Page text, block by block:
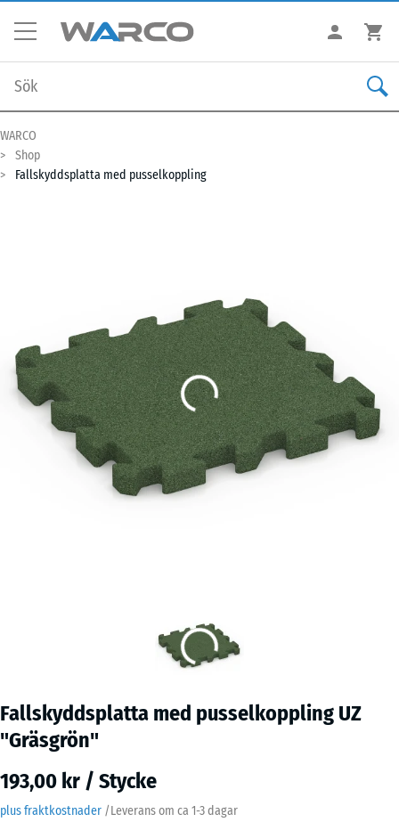
WARCO
Shop
Fallskyddsplatta med pusselkoppling
Fallskyddsplatta med pusselkoppling UZ
"Gräsgrön"
193,00 kr / Stycke
plus fraktkostnader /Leverans om ca 1-3 dagar